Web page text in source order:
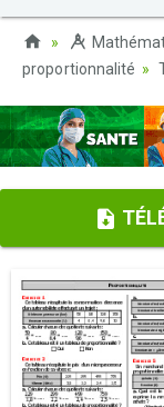
proportionnalité